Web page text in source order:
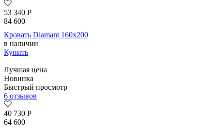
53 340 Р
84 600
Кровать Diamant 160х200
в наличии
Купить
Лучшая цена
Новинка
Быстрый просмотр
6 отзывов
40 730 Р
64 600